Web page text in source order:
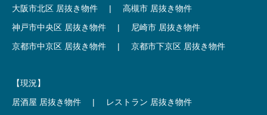
大阪市北区 居抜き物件
|
高槻市 居抜き物件
神戸市中央区 居抜き物件
|
尼崎市 居抜き物件
京都市中京区 居抜き物件
| 京都市下京区 居抜き物件
【現況】
居酒屋 居抜き物件
|
レストラン 居抜き物件